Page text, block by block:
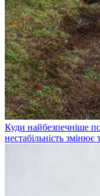
Куди найбезпечніше
нестабільність